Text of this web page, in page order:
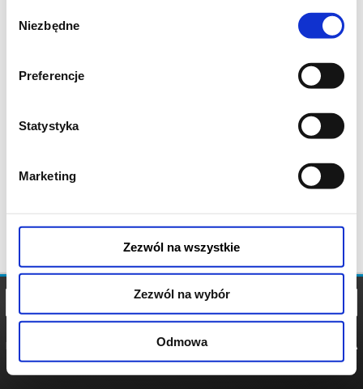
zgody
Niezbędne
Preferencje
Statystyka
Marketing
Zezwól na wszystkie
Zezwól na wybór
Odmowa
POLITYKA
POLITYKA